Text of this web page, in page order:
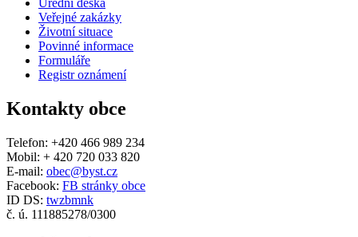
Úřední deska
Veřejné zakázky
Životní situace
Povinné informace
Formuláře
Registr oznámení
Kontakty obce
Telefon: +420 466 989 234
Mobil: + 420 720 033 820
E-mail: obec@byst.cz
Facebook: FB stránky obce
ID DS: twzbmnk
č. ú. 111885278/0300